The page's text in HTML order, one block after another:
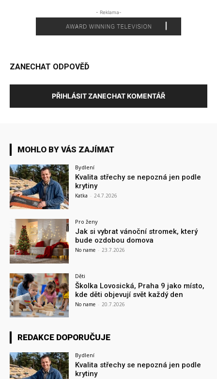
- Reklama-
ZANECHAT ODPOVĚĎ
PŘIHLÁSIT ZANECHAT KOMENTÁŘ
MOHLO BY VÁS ZAJÍMAT
Bydlení
Kvalita střechy se nepozná jen podle
krytiny
Katka - 24.7.2026
Pro ženy
Jak si vybrat vánoční stromek, který
bude ozdobou domova
No name - 23.7.2026
Děti
Školka Lovosická, Praha 9 jako místo,
kde děti objevují svět každý den
No name - 20.7.2026
REDAKCE DOPORUČUJE
Bydlení
Kvalita střechy se nepozná jen podle
krytiny